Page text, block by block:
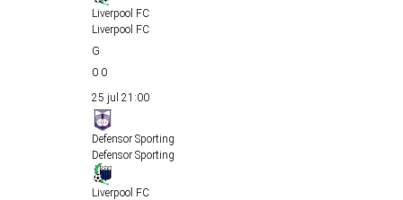
Liverpool FC
Liverpool FC
0 0
25 jul 21:00
Defensor Sporting
Defensor Sporting
Liverpool FC